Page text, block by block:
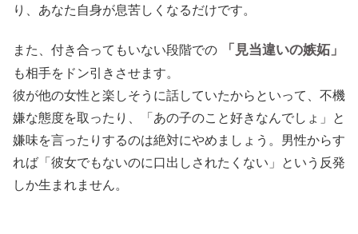
り、あなた自身が息苦しくなるだけです。
また、付き合ってもいない段階での 「見当違いの嫉妬」
も相手をドン引きさせます。
彼が他の女性と楽しそうに話していたからといって、不機
嫌な態度を取ったり、「あの子のこと好きなんでしょ」と
嫌味を言ったりするのは絶対にやめましょう。男性からす
れば「彼女でもないのに口出しされたくない」という反発
しか生まれません。